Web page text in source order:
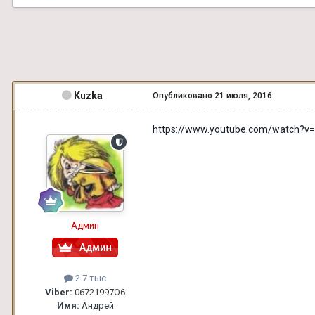
Kuzka
Админ
2.7 тыс
Viber: 06721997О6
Имя: Андрей
Опубликовано 21 июля, 2016
https://www.youtube.com/